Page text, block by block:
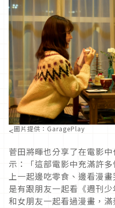
<圖片提供：GaragePlay
菅田將暉也分享了在電影
示：「這部電影中充滿許
上一起邊吃零食、邊看漫
是有跟朋友一起看《週刊
和女朋友一起看過漫畫，滿